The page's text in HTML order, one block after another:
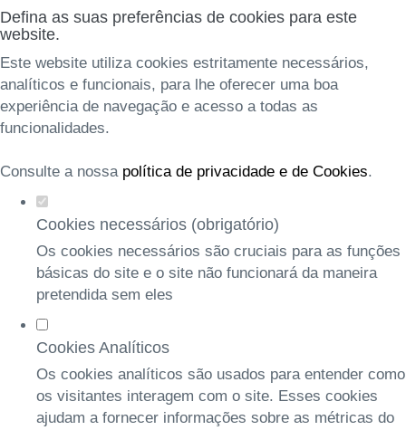
Defina as suas preferências de cookies para este
website.
Este website utiliza cookies estritamente necessários,
analíticos e funcionais, para lhe oferecer uma boa
experiência de navegação e acesso a todas as
funcionalidades.
Consulte a nossa política de privacidade e de Cookies.
Cookies necessários (obrigatório)
Os cookies necessários são cruciais para as funções
básicas do site e o site não funcionará da maneira
pretendida sem eles
Cookies Analíticos
Os cookies analíticos são usados para entender como
os visitantes interagem com o site. Esses cookies
ajudam a fornecer informações sobre as métricas do